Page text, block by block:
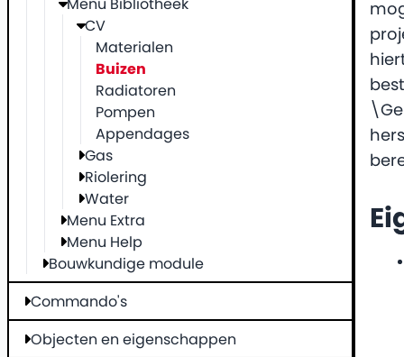
Menu Bibliotheek
CV
Materialen
Buizen
Radiatoren
Pompen
Appendages
Gas
Riolering
Water
Menu Extra
Menu Help
Bouwkundige module
Commando's
Objecten en eigenschappen